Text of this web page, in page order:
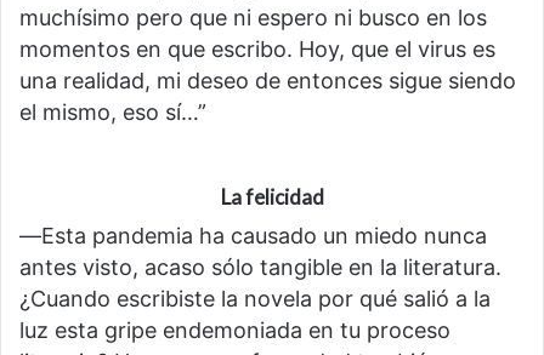
muchísimo pero que ni espero ni busco en los
momentos en que escribo. Hoy, que el virus es
una realidad, mi deseo de entonces sigue siendo
el mismo, eso sí…”
La felicidad
―Esta pandemia ha causado un miedo nunca
antes visto, acaso sólo tangible en la literatura.
¿Cuando escribiste la novela por qué salió a la
luz esta gripe endemoniada en tu proceso